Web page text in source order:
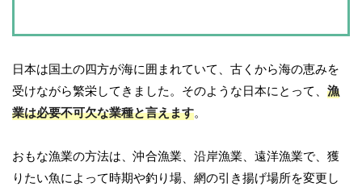
日本は国土の四方が海に囲まれていて、古くから海の恵みを
受けながら繁栄してきました。そのような日本にとって、 漁
業は必要不可欠な業種と言えます。
おもな漁業の方法は、沖合漁業、沿岸漁業、遠洋漁業で、獲
りたい魚によって時期や釣り場、網の引き揚げ場所を変更し